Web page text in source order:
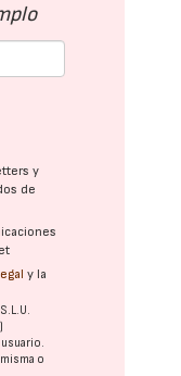
y
de
y la
o